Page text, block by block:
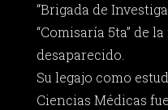
“Brigada de
“Comisaría 5ta” de
desaparecido.
Su legajo como
Ciencias Médicas